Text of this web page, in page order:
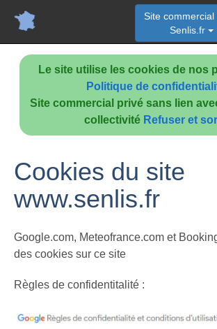
Le site utilise les cookies de nos
Politique de
Site commercial privé sans lien
collectivité Refuser et
Site commercial
Senlis.fr
Cookies du site
www.senlis.fr
Google.com, Meteofrance.com et
des cookies sur ce site
Règles de confidentitalité :